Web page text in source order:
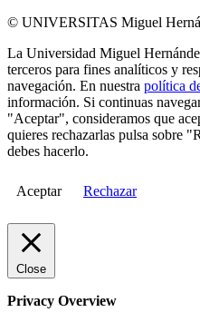
© UNIVERSITAS Miguel
La Universidad Miguel
terceros para fines analíticos y
navegación. En nuestra política
información. Si continuas
"Aceptar", consideramos que
quieres rechazarlas pulsa sobre
debes hacerlo.
Aceptar Rechazar
Close
Privacy Overview